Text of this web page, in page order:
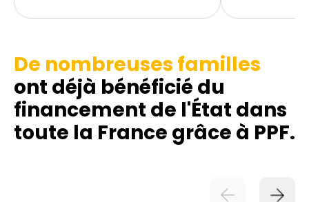
De nombreuses familles
ont déjà bénéficié du
financement de l'État dans
toute la France grâce à PPF.